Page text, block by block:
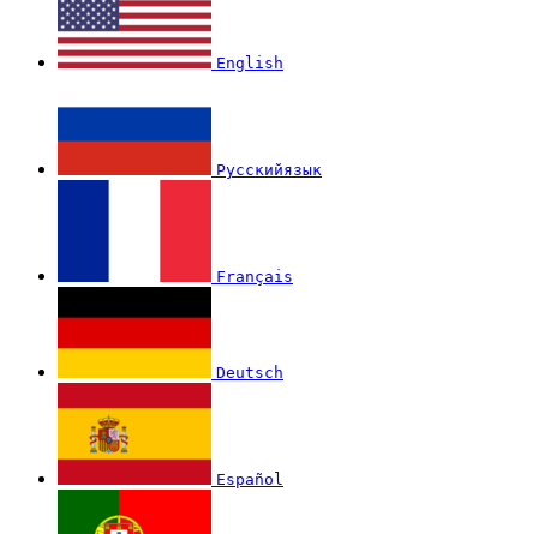
English
Русскийязык
Français
Deutsch
Español